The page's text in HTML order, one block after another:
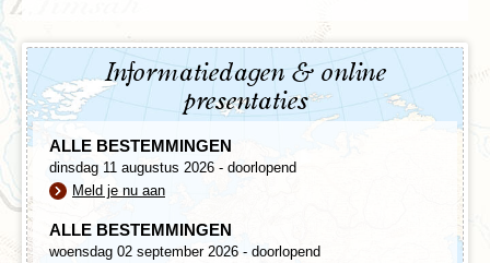
Informatiedagen & online
presentaties
ALLE BESTEMMINGEN
dinsdag 11 augustus 2026 - doorlopend
Meld je nu aan
ALLE BESTEMMINGEN
woensdag 02 september 2026 - doorlopend